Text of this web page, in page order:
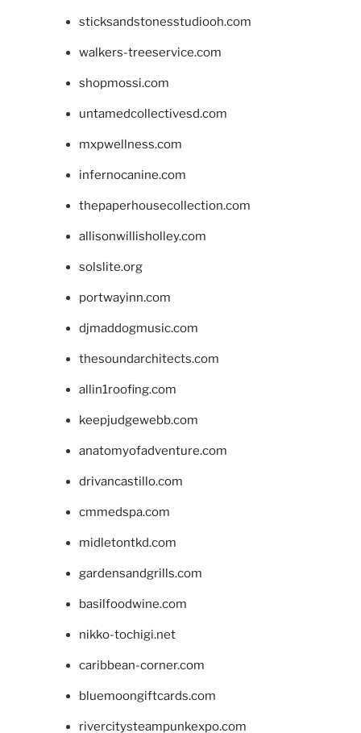
sticksandstonesstudiooh.com
walkers-treeservice.com
shopmossi.com
untamedcollectivesd.com
mxpwellness.com
infernocanine.com
thepaperhousecollection.com
allisonwillisholley.com
solslite.org
portwayinn.com
djmaddogmusic.com
thesoundarchitects.com
allin1roofing.com
keepjudgewebb.com
anatomyofadventure.com
drivancastillo.com
cmmedspa.com
midletontkd.com
gardensandgrills.com
basilfoodwine.com
nikko-tochigi.net
caribbean-corner.com
bluemoongiftcards.com
rivercitysteampunkexpo.com